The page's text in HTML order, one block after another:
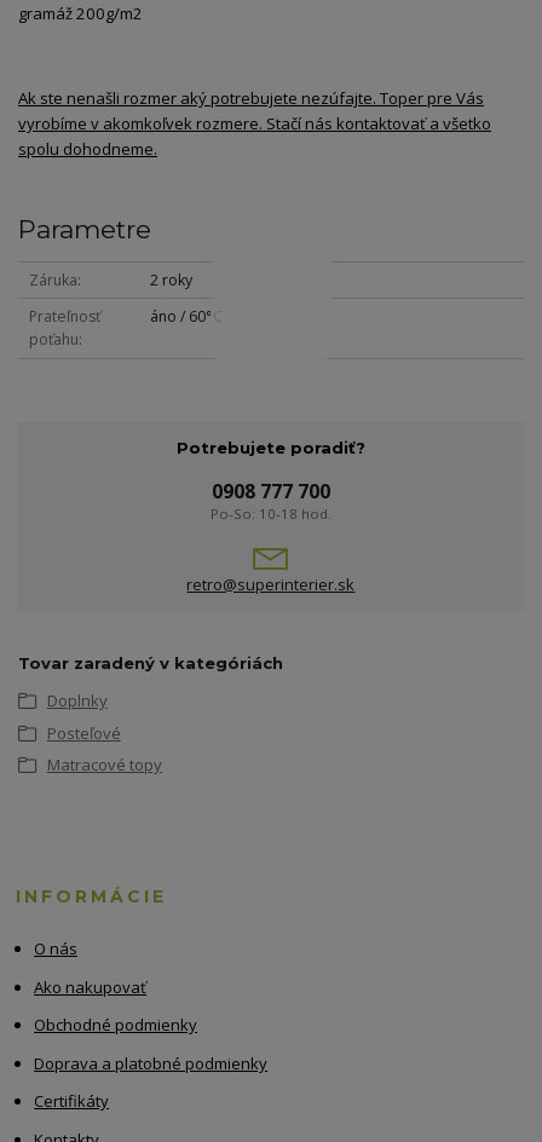
gramáž 200g/m2
Ak ste nenašli rozmer aký potrebujete nezúfajte. Toper pre Vás
vyrobíme v akomkoľvek rozmere. Stačí nás kontaktovať a všetko
spolu dohodneme.
Parametre
Záruka
2 roky
Prateľnosť
poťahu
áno / 60°C
Potrebujete poradiť?
0908 777 700
Po-So: 10-18 hod.
retro@superinterier.sk
Tovar zaradený v kategóriách
Doplnky
Posteľové
Matracové topy
INFORMÁCIE
O nás
Ako nakupovať
Obchodné podmienky
Doprava a platobné podmienky
Certifikáty